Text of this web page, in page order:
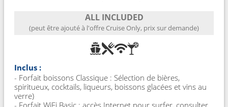
ALL INCLUDED
(peut être ajouté à l'offre Cruise Only, prix sur demande)
Inclus :
- Forfait boissons Classique : Sélection de bières,
spiritueux, cocktails, liqueurs, boissons glacées et vins au
verre)